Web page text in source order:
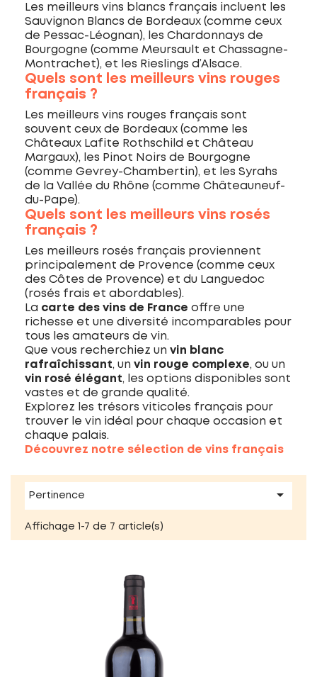
Les meilleurs vins blancs français incluent les
Sauvignon Blancs de Bordeaux (comme ceux
de Pessac-Léognan), les Chardonnays de
Bourgogne (comme Meursault et Chassagne-
Montrachet), et les Rieslings d’Alsace.
Quels sont les meilleurs vins rouges
français ?
Les meilleurs vins rouges français sont
souvent ceux de Bordeaux (comme les
Châteaux Lafite Rothschild et Château
Margaux), les Pinot Noirs de Bourgogne
(comme Gevrey-Chambertin), et les Syrahs
de la Vallée du Rhône (comme Châteauneuf-
du-Pape).
Quels sont les meilleurs vins rosés
français ?
Les meilleurs rosés français proviennent
principalement de Provence (comme ceux
des Côtes de Provence) et du Languedoc
(rosés frais et abordables).
La carte des vins de France offre une
richesse et une diversité incomparables pour
tous les amateurs de vin.
Que vous recherchiez un vin blanc
rafraîchissant, un vin rouge complexe, ou un
vin rosé élégant, les options disponibles sont
vastes et de grande qualité.
Explorez les trésors viticoles français pour
trouver le vin idéal pour chaque occasion et
chaque palais.
Découvrez notre sélection de vins français
Pertinence 
Affichage 1-7 de 7 article(s)